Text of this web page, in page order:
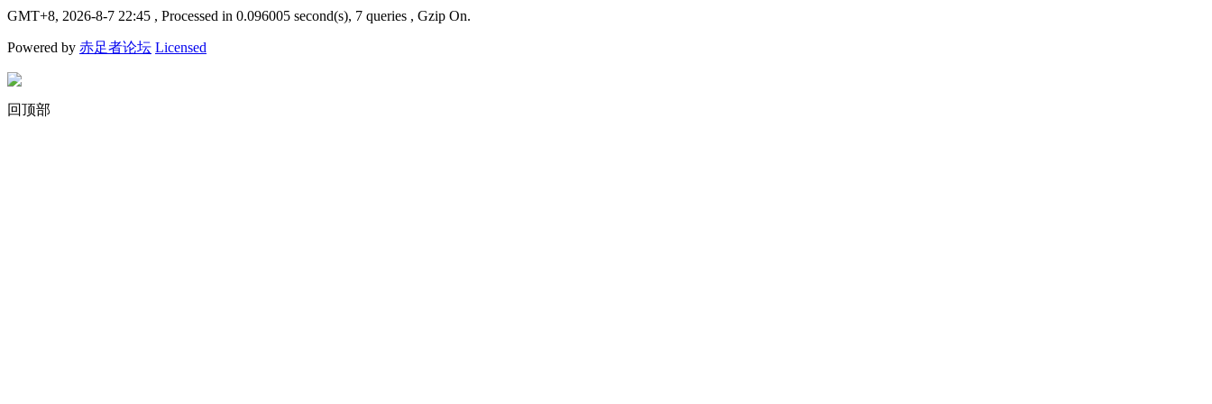
GMT+8, 2026-8-7 22:45 , Processed in 0.096005 second(s), 7 queries , Gzip On.
Powered by 赤足者论坛 Licensed
回顶部